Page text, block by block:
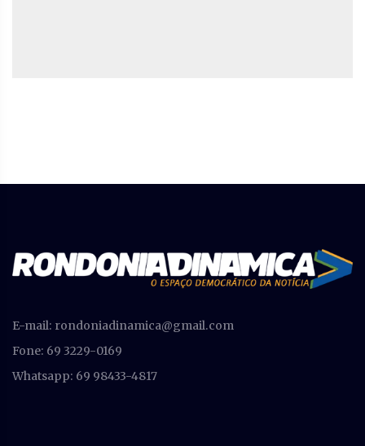
E-mail: rondoniadinamica@gmail.com
Fone: 69 3229-0169
Whatsapp: 69 98433-4817